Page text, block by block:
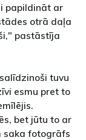
papildināt ar
otrā daļa
pastāstīja
tuvu
esmu pret to
bet jūtu to ar
saka fotogrāfs